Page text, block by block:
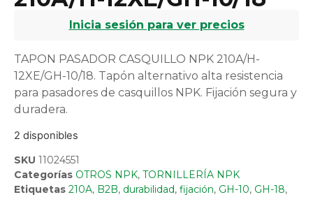
Inicia sesión para ver precios
TAPON PASADOR CASQUILLO NPK 210A/H-
12XE/GH-10/18. Tapón alternativo alta resistencia
para pasadores de casquillos NPK. Fijación segura y
duradera.
2 disponibles
SKU 11024551
Categorías OTROS NPK, TORNILLERÍA NPK
Etiquetas 210A, B2B, durabilidad, fijación, GH-10, GH-18,